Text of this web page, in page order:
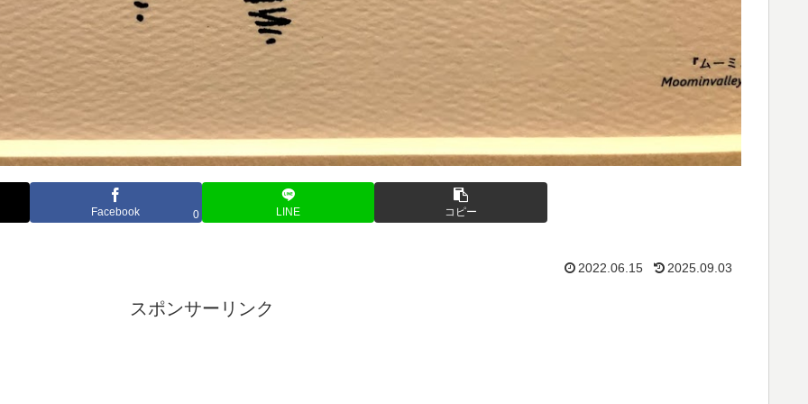
Facebook 0 LINE コピー
2022.06.15 2025.09.03
スポンサーリンク